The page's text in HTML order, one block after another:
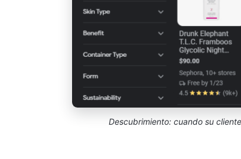
Descubrimiento: cuando su